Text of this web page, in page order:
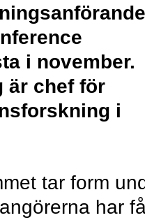
i november.
är chef för
i
tar form
har